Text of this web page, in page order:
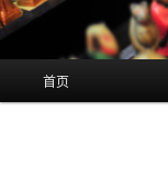
首页